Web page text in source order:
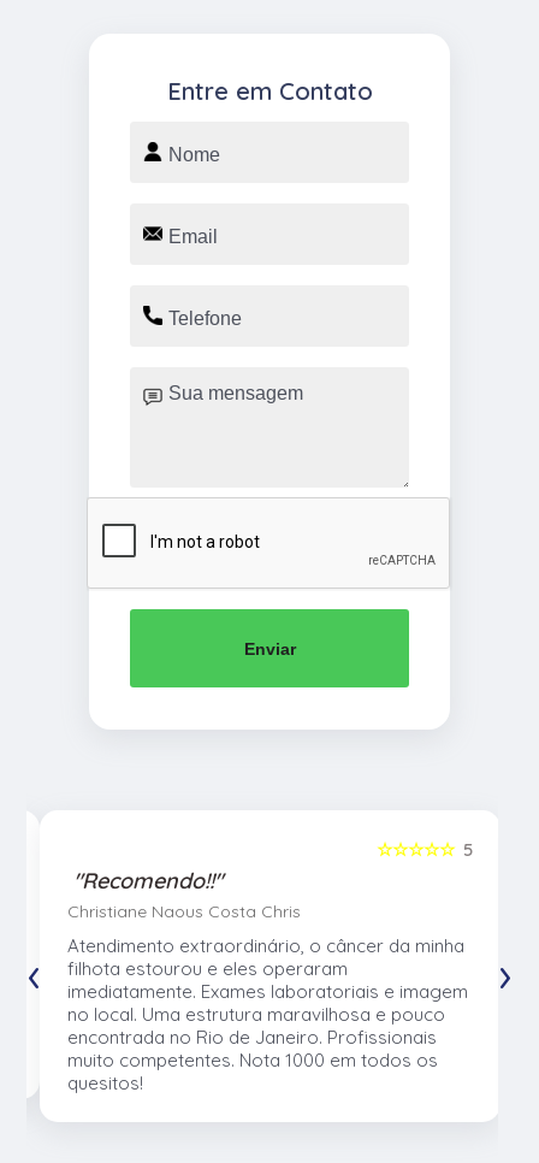
Entre em Contato
Enviar
5
☆☆☆☆☆
"Recomendo!!"
Christiane Naous Costa Chris
Atendimento extraordinário, o câncer da minha
filhota estourou e eles operaram
imediatamente. Exames laboratoriais e imagem
no local. Uma estrutura maravilhosa e pouco
encontrada no Rio de Janeiro. Profissionais
muito competentes. Nota 1000 em todos os
quesitos!
‹ ›